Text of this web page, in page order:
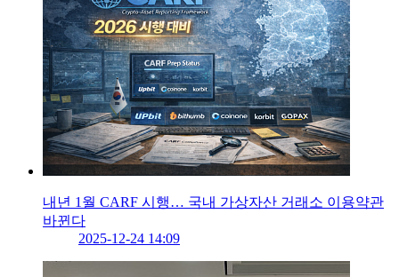
내년 1월 CARF 시행… 국내 가상자산 거래소 이용약관
바뀐다
2025-12-24 14:09